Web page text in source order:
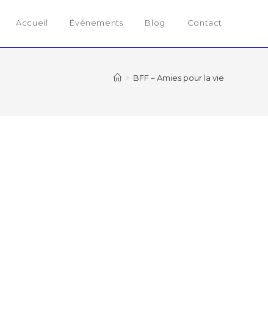
Accueil Événements Blog Contact
> BFF – Amies pour la vie